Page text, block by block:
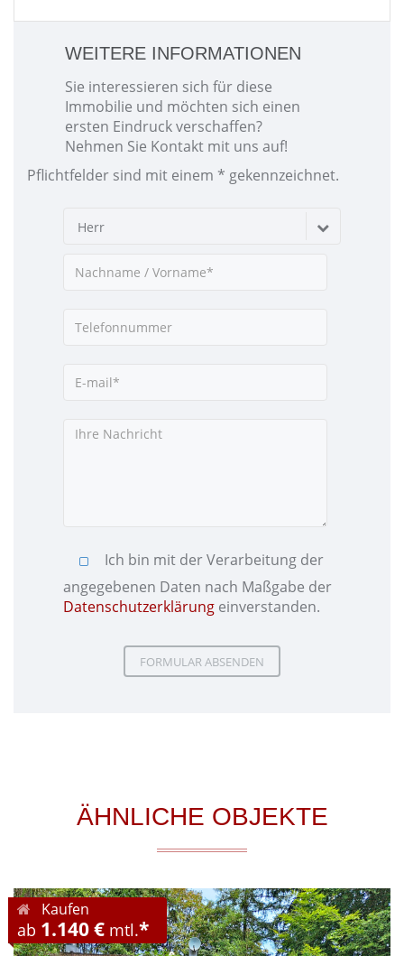
WEITERE INFORMATIONEN
Sie interessieren sich für diese
Immobilie und möchten sich einen
ersten Eindruck verschaffen?
Nehmen Sie Kontakt mit uns auf!
Pflichtfelder sind mit einem * gekennzeichnet.
Herr
Ich bin mit der Verarbeitung der
angegebenen Daten nach Maßgabe der
Datenschutzerklärung einverstanden.
Please leave this field empty.
Please leave this field empty.
ÄHNLICHE OBJEKTE
Kaufen
ab 1.140 € mtl.*